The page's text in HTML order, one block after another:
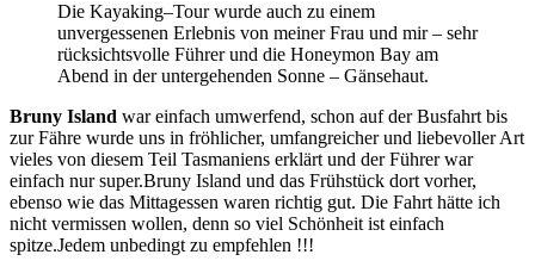
Die Kayaking–Tour wurde auch zu einem
unvergessenen Erlebnis von meiner Frau und mir – sehr
rücksichtsvolle Führer und die Honeymon Bay am
Abend in der untergehenden Sonne – Gänsehaut.
Bruny Island war einfach umwerfend, schon auf der Busfahrt bis
zur Fähre wurde uns in fröhlicher, umfangreicher und liebevoller Art
vieles von diesem Teil Tasmaniens erklärt und der Führer war
einfach nur super.Bruny Island und das Frühstück dort vorher,
ebenso wie das Mittagessen waren richtig gut. Die Fahrt hätte ich
nicht vermissen wollen, denn so viel Schönheit ist einfach
spitze.Jedem unbedingt zu empfehlen !!!